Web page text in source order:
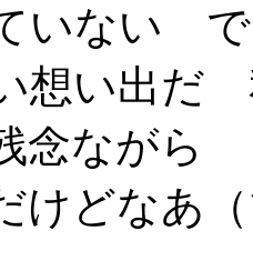
いない で
想い出だ
ながら
けどなあ